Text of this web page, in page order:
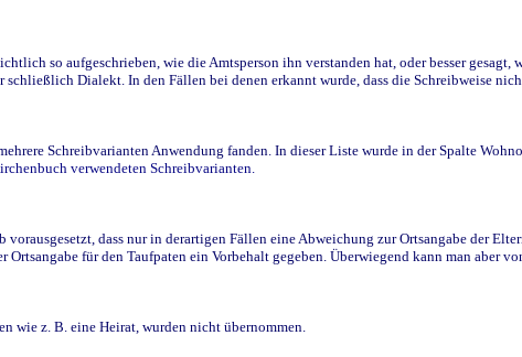
so aufgeschrieben, wie die Amtsperson ihn verstanden hat, oder besser gesagt,
Dialekt. In den Fällen bei denen erkannt wurde, dass die Schreibweise
Schreibvarianten Anwendung fanden. In dieser Liste wurde in der Spalte
verwendeten Schreibvarianten.
dass nur in derartigen Fällen eine Abweichung zur Ortsangabe der
für den Taufpaten ein Vorbehalt gegeben. Überwiegend kann man aber
wie z. B. eine Heirat, wurden nicht übernommen.